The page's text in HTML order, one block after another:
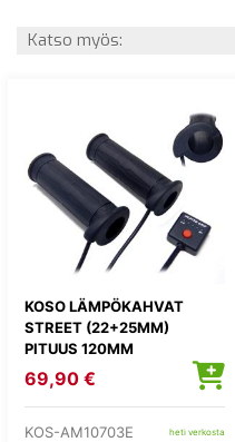
Katso myös:
KOSO LÄMPÖKAHVAT
STREET (22+25MM)
PITUUS 120MM
69,90 €
KOS-AM10703E heti verkosta